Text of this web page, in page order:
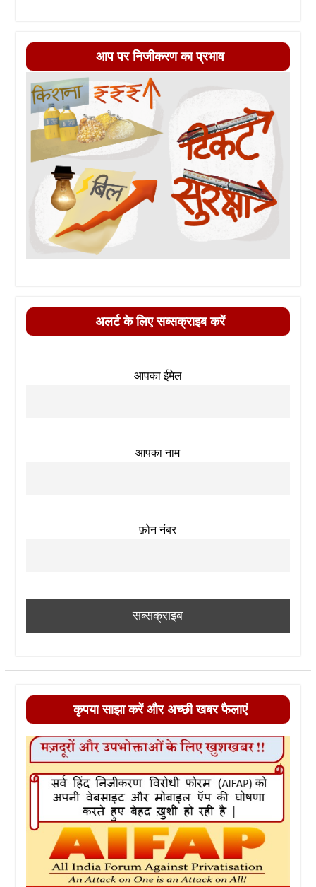
आप पर निजीकरण का प्रभाव
अलर्ट के लिए सब्सक्राइब करें
आपका ईमेल
आपका नाम
फ़ोन नंबर
कृपया साझा करें और अच्छी खबर फैलाएं